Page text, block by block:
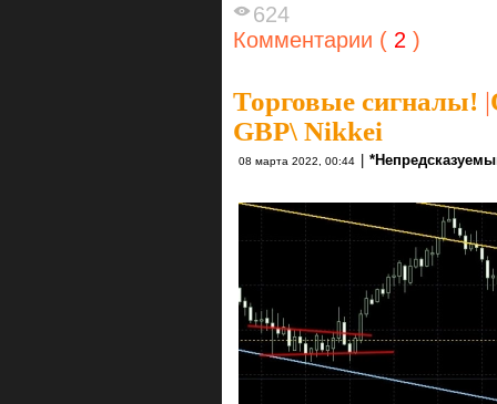
624
Комментарии ( 2 )
Торговые сигналы! |
GBP\ Nikkei
08 марта 2022, 00:44